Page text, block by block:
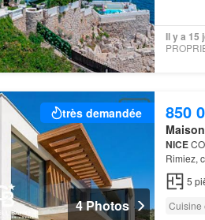
Il y a 15
très demandée
4 Photos
850
Maison
NICE
Rimiez,
5
Cuisine